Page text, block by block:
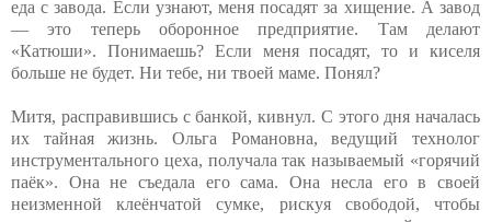
еда с завода. Если узнают, меня посадят за хищение. А завод
— это теперь оборонное предприятие. Там делают
«Катюши». Понимаешь? Если меня посадят, то и киселя
больше не будет. Ни тебе, ни твоей маме. Понял?
Митя, расправившись с банкой, кивнул. С этого дня началась
их тайная жизнь. Ольга Романовна, ведущий технолог
инструментального цеха, получала так называемый «горячий
паёк». Она не съедала его сама. Она несла его в своей
неизменной клеёнчатой сумке, рискуя свободой, чтобы